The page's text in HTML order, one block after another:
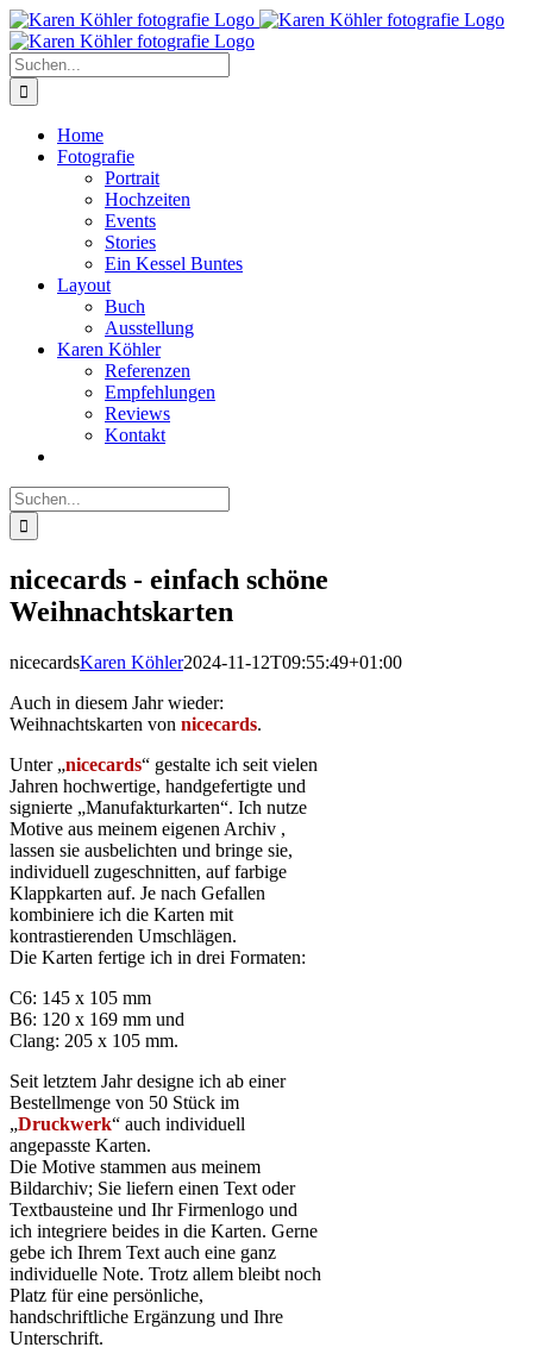
Zum
Inhalt
springen
Suche
nach:
Home
Fotografie
Portrait
Hochzeiten
Events
Stories
Ein Kessel Buntes
Layout
Buch
Ausstellung
Karen Köhler
Referenzen
Empfehlungen
Reviews
Kontakt
Suche
nach:
nicecards - einfach schöne
Weihnachtskarten
nicecardsKaren Köhler2024-11-12T09:55:49+01:00
Auch in diesem Jahr wieder:
Weihnachtskarten von nicecards.
Unter „nicecards“ gestalte ich seit vielen
Jahren hochwertige, handgefertigte und
signierte „Manufakturkarten“. Ich nutze
Motive aus meinem eigenen Archiv ,
lassen sie ausbelichten und bringe sie,
individuell zugeschnitten, auf farbige
Klappkarten auf. Je nach Gefallen
kombiniere ich die Karten mit
kontrastierenden Umschlägen.
Die Karten fertige ich in drei Formaten:
C6: 145 x 105 mm
B6: 120 x 169 mm und
Clang: 205 x 105 mm.
Seit letztem Jahr designe ich ab einer
Bestellmenge von 50 Stück im
„Druckwerk“ auch individuell
angepasste Karten.
Die Motive stammen aus meinem
Bildarchiv; Sie liefern einen Text oder
Textbausteine und Ihr Firmenlogo und
ich integriere beides in die Karten. Gerne
gebe ich Ihrem Text auch eine ganz
individuelle Note. Trotz allem bleibt noch
Platz für eine persönliche,
handschriftliche Ergänzung und Ihre
Unterschrift.